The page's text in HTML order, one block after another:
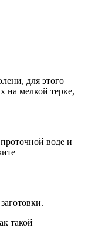
для этого
на мелкой терке,
воде и
такой